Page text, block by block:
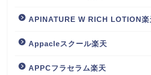
APINATURE W RICH LOTION楽
Appacleスクール楽天
APPCフラセラム楽天